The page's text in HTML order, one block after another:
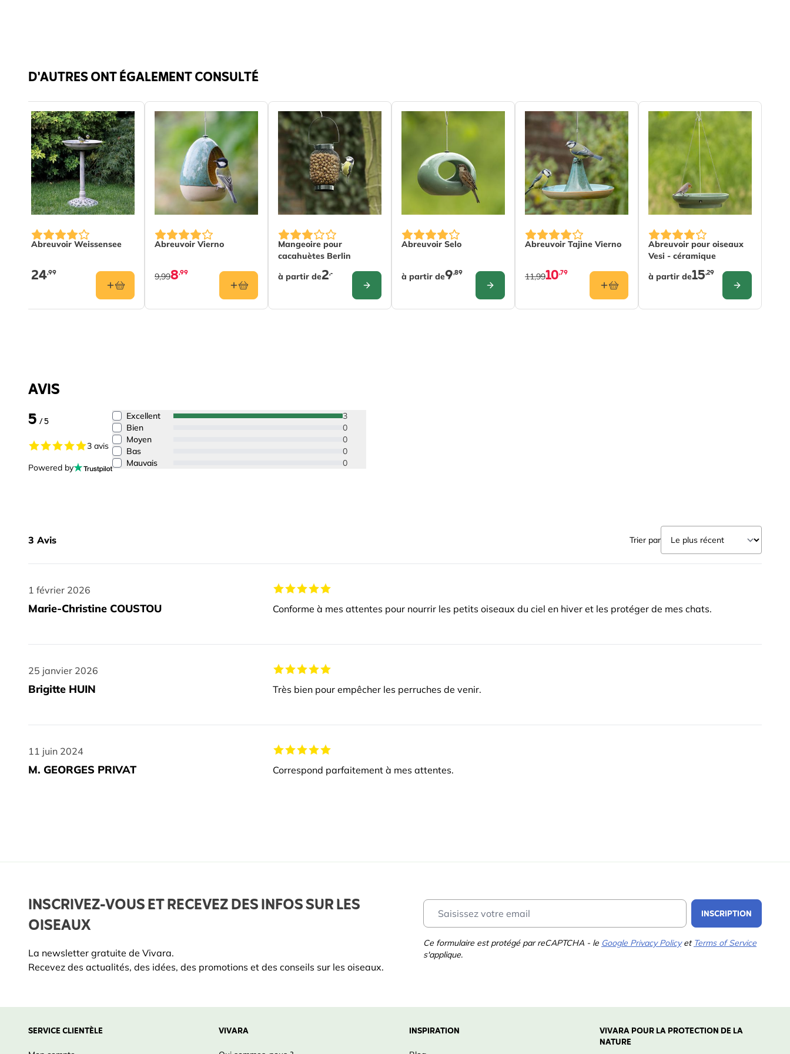
D'AUTRES ONT ÉGALEMENT CONSULTÉ
Abreuvoir Weissensee
24,99
Abreuvoir Vierno
8,99
9,99
Mangeoire pour
cacahuètes Berlin
The price depends on the options chosen on the product page
à partir de2,-
CONFIGURER
Abreuvoir Selo
The price depends on the options chosen on the product page
à partir de9,89
CONFIGURER
Abreuvoir Tajine Vierno
10,79
11,99
Abreuvoir pour oiseaux
Vesi - céramique
The price depends on the
à partir de15,29
CONFIGURER
AVIS
5 / 5
3 avis
Powered by
Excellent
3
Bien
0
Moyen
0
Bas
0
Mauvais
0
3 Avis Trier par
1 février 2026
1 février 2026
Marie-Christine COUSTOU Conforme à mes attentes pour nourrir les petits oiseaux du ciel en hiver et les protéger de mes chats.
25 janvier 2026
25 janvier 2026
Brigitte HUIN Très bien pour empêcher les perruches de venir.
11 juin 2024
11 juin 2024
M. GEORGES PRIVAT Correspond parfaitement à mes attentes.
INSCRIVEZ-VOUS ET RECEVEZ DES INFOS SUR LES
OISEAUX
La newsletter gratuite de Vivara.
Recevez des actualités, des idées, des promotions et des conseils sur les oiseaux.
INSCRIPTION
Ce formulaire est protégé par reCAPTCHA - le Google Privacy Policyet Terms of Service
s'applique.
SERVICE CLIENTÈLE VIVARA INSPIRATION VIVARA POUR LA PROTECTION DE LA
NATURE